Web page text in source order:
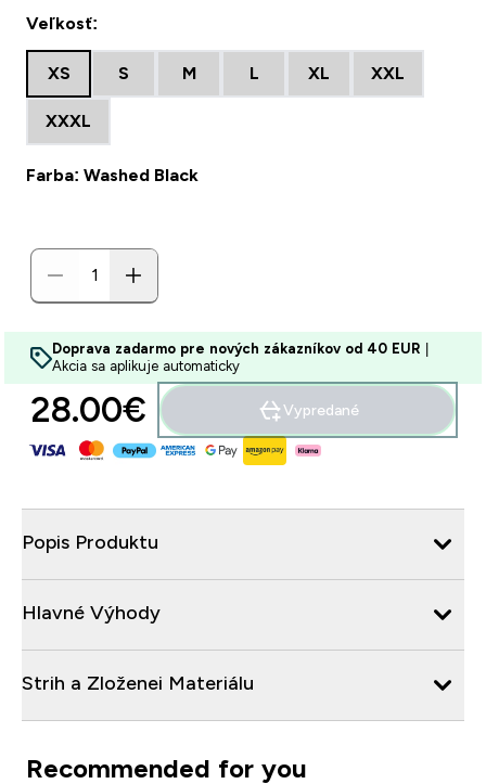
Veľkosť:
XS S M L XL XXL
XXXL
Farba: Washed Black
Doprava zadarmo pre nových zákazníkov od 40 EUR
Akcia sa aplikuje automaticky
28.00€‎ Vypredané
Popis Produktu
Hlavné Výhody
Strih a Zloženei Materiálu
Recommended for you